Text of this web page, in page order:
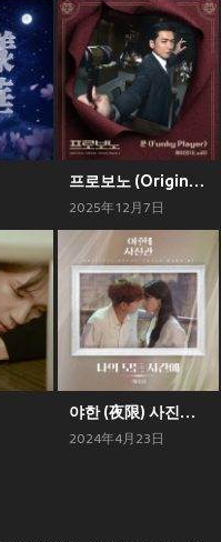
프로보노 (Original Television Soundtrack) , Pt. 1
2025年12月7日
야한 (夜限) 사진관 OST Part 7 (The Midnight Studio, Pt. 7 (Original Soundtrack))
2024年4月23日